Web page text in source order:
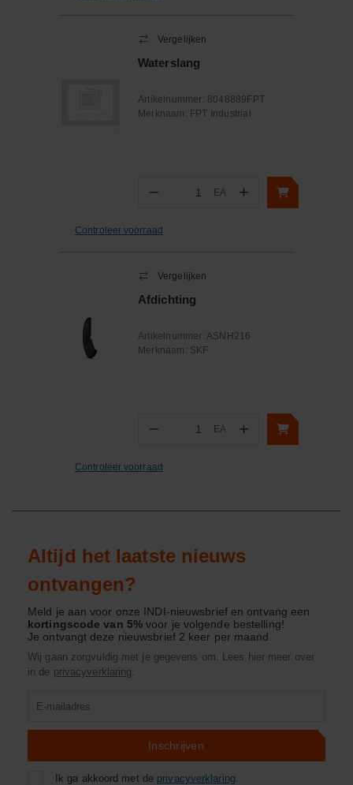
Vergelijken
Waterslang
Artikelnummer: 8048889FPT
Merknaam: FPT Industrial
− Aantal
EA +
Controleer voorraad
Vergelijken
Afdichting
Artikelnummer: ASNH216
Merknaam: SKF
− Aantal
EA +
Controleer voorraad
Altijd het laatste nieuws
ontvangen?
Meld je aan voor onze INDI-nieuwsbrief en ontvang een
kortingscode van 5%voor je volgende bestelling!
Je ontvangt deze nieuwsbrief 2 keer per maand.
Wij gaan zorgvuldig met je gegevens om. Lees hier meer over
in de privacyverklaring.
Inschrijven
Ik ga akkoord met de privacyverklaring.